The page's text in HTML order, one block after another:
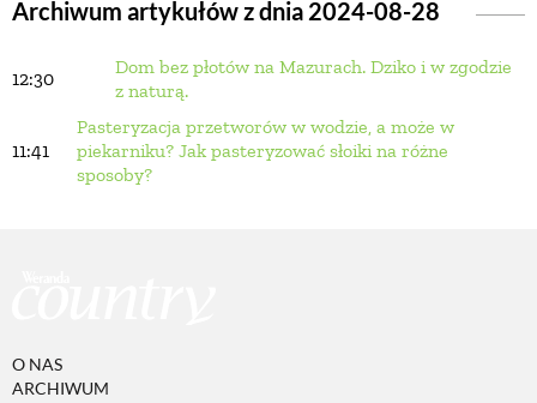
Archiwum artykułów z dnia 2024-08-28
12:30
Dom bez płotów na Mazurach. Dziko i w zgodzie
z naturą.
11:41
Pasteryzacja przetworów w wodzie, a może w
piekarniku? Jak pasteryzować słoiki na różne
sposoby?
O NAS
ARCHIWUM
BUDUJEMY DOM
OGRÓD